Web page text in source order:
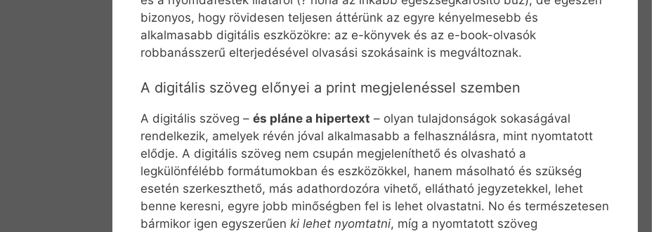
bizonyos, hogy rövidesen teljesen áttérünk az egyre kényelmesebb és
alkalmasabb digitális eszközökre: az e-könyvek és az e-book-olvasók
robbanásszerű elterjedésével olvasási szokásaink is megváltoznak.
A digitális szöveg előnyei a print megjelenéssel szemben
A digitális szöveg – és pláne a hipertext – olyan tulajdonságok sokaságával
rendelkezik, amelyek révén jóval alkalmasabb a felhasználásra, mint nyomtatott
elődje. A digitális szöveg nem csupán megjeleníthető és olvasható a
legkülönfélébb formátumokban és eszközökkel, hanem másolható és szükség
esetén szerkeszthető, más adathordozóra vihető, ellátható jegyzetekkel, lehet
benne keresni, egyre jobb minőségben fel is lehet olvastatni. No és természetesen
bármikor igen egyszerűen ki lehet nyomtatni, míg a nyomtatott szöveg